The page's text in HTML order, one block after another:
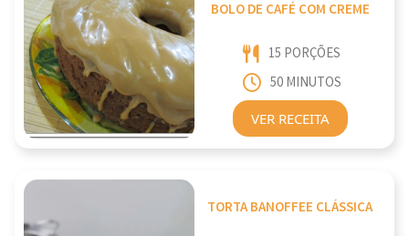
BOLO DE CAFÉ COM CREME
15 PORÇÕES
50 MINUTOS
VER RECEITA
TORTA BANOFFEE CLÁSSICA